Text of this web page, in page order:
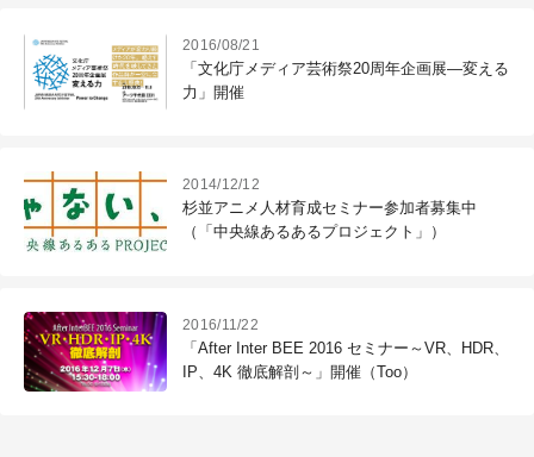
2016/08/21
「文化庁メディア芸術祭20周年企画展―変える
力」開催
2014/12/12
杉並アニメ人材育成セミナー参加者募集中
（「中央線あるあるプロジェクト」）
2016/11/22
「After Inter BEE 2016 セミナー～VR、HDR、
IP、4K 徹底解剖～」開催（Too）